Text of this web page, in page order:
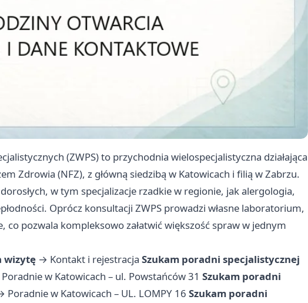
(ZWPS) to przychodnia wielospecjalistyczna działająca
Zdrowia (NFZ), z główną siedzibą w Katowicach i filią w Zabrzu.
w tym specjalizacje rzadkie w regionie, jak alergologia,
Oprócz konsultacji ZWPS prowadzi własne laboratorium,
co pozwala kompleksowo załatwić większość spraw w jednym
wizytę → Kontakt i rejestracja Szukam poradni specjalistycznej
Poradnie w Katowicach – ul. Powstańców 31 Szukam poradni
Poradnie w Katowicach – UL. LOMPY 16 Szukam poradni